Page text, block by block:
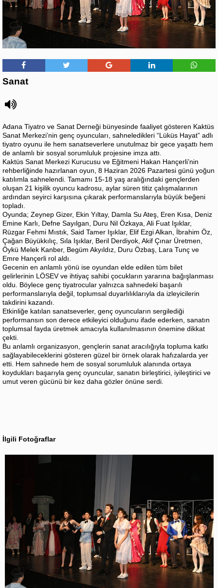
Sanat
Adana Tiyatro ve Sanat Derneği bünyesinde faaliyet gösteren Kaktüs
Sanat Merkezi’nin genç oyuncuları, sahneledikleri “Lüküs Hayat” adlı
tiyatro oyunu ile hem sanatseverlere unutulmaz bir gece yaşattı hem
de anlamlı bir sosyal sorumluluk projesine imza attı.
Kaktüs Sanat Merkezi Kurucusu ve Eğitmeni Hakan Hançerli’nin
rehberliğinde hazırlanan oyun, 8 Haziran 2026 Pazartesi günü yoğun
katılımla sahnelendi. Tamamı 15-18 yaş aralığındaki gençlerden
oluşan 21 kişilik oyuncu kadrosu, aylar süren titiz çalışmalarının
ardından seyirci karşısına çıkarak performanslarıyla büyük beğeni
topladı.
Oyunda; Zeynep Gizer, Ekin Yıltay, Damla Su Ateş, Eren Kısa, Deniz
Emine Karlı, Defne Sayılgan, Duru Nil Özkaya, Ali Fuat Işıklar,
Rüzgar Fehmi Mıstık, Said Tamer Işıklar, Elif Ezgi Alkan, İbrahim Öz,
Çağan Büyükkılıç, Sıla Işıklar, Beril Derdiyok, Akif Çınar Üretmen,
Öykü Melek Kanber, Begüm Akyıldız, Duru Özbaş, Lara Tunç ve
Emre Hançerli rol aldı.
Gecenin en anlamlı yönü ise oyundan elde edilen tüm bilet
gelirlerinin LÖSEV ve ihtiyaç sahibi çocukların yararına bağışlanması
oldu. Böylece genç tiyatrocular yalnızca sahnedeki başarılı
performanslarıyla değil, toplumsal duyarlılıklarıyla da izleyicilerin
takdirini kazandı.
Etkinliğe katılan sanatseverler, genç oyuncuların sergilediği
performansın son derece etkileyici olduğunu ifade ederken, sanatın
toplumsal fayda üretmek amacıyla kullanılmasının önemine dikkat
çekti.
Bu anlamlı organizasyon, gençlerin sanat aracılığıyla topluma katkı
sağlayabileceklerini gösteren güzel bir örnek olarak hafızalarda yer
etti. Hem sahnede hem de sosyal sorumluluk alanında ortaya
koydukları başarıyla genç oyuncular, sanatın birleştirici, iyileştirici ve
umut veren gücünü bir kez daha gözler önüne serdi.
İlgili Fotoğraflar